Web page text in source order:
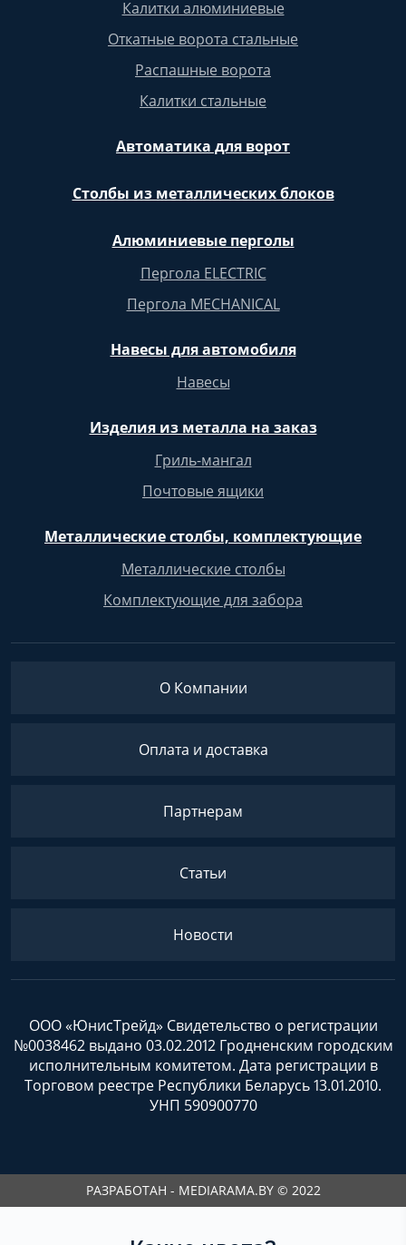
Калитки алюминиевые
Откатные ворота стальные
Распашные ворота
Калитки стальные
Автоматика для ворот
Столбы из металлических блоков
Алюминиевые перголы
Пергола ELECTRIC
Пергола MECHANICAL
Навесы для автомобиля
Навесы
Изделия из металла на заказ
Гриль-мангал
Почтовые ящики
Металлические столбы, комплектующие
Металлические столбы
Комплектующие для забора
О Компании
Оплата и доставка
Партнерам
Статьи
Новости
ООО «ЮнисТрейд» Свидетельство о регистрации
№0038462 выдано 03.02.2012 Гродненским городским
исполнительным комитетом. Дата регистрации в
Торговом реестре Республики Беларусь 13.01.2010.
УНП 590900770
РАЗРАБОТАН - MEDIARAMA.BY © 2022